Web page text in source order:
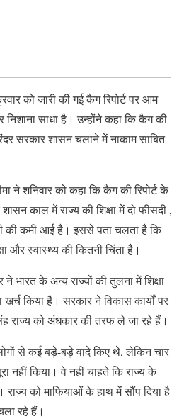
को जारी की गई कैग रिपोर्ट पर आम
निशाना साधा है। उन्होंने कहा कि कैग की
सरकार शासन चलाने में नाकाम साबित
ने शनिवार को कहा कि कैग की रिपोर्ट के
काल में राज्य की शिक्षा में दो फीसदी ,
की कमी आई है। इससे पता चलता है कि
और स्वास्थ्य की कितनी चिंता है।
भारत के अन्य राज्यों की तुलना में शिक्षा
किया है। सरकार ने विकास कार्यों पर
राज्य को अंधकार की तरफ ले जा रहे हैं।
से कई बड़े-बड़े वादे किए थे, लेकिन चार
नहीं किया। वे नहीं चाहते कि राज्य के
को माफियाओं के हाथ में सौंप दिया है
रहे हैं।